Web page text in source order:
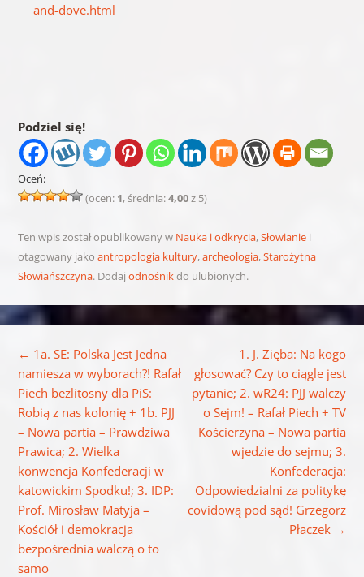
and-dove.html
Podziel się!
Oceń:
(ocen: 1, średnia:4,00z 5)
Ten wpis został opublikowany w Nauka i odkrycia,Słowianiei
otagowany jako antropologia kultury,archeologia,Starożytna
Słowiańszczyna. Dodaj odnośnikdo ulubionych.
← 1a. SE: Polska Jest Jedna
namiesza w wyborach?! Rafał
Piech bezlitosny dla PiS:
Robią z nas kolonię + 1b. PJJ
– Nowa partia – Prawdziwa
Prawica; 2. Wielka
konwencja Konfederacji w
katowickim Spodku!; 3. IDP:
Prof. Mirosław Matyja –
Kościół i demokracja
bezpośrednia walczą o to
samo
1. J. Zięba: Na kogo
głosować? Czy to ciągle jest
pytanie; 2. wR24: PJJ walczy
o Sejm! – Rafał Piech + TV
Kościerzyna – Nowa partia
wjedzie do sejmu; 3.
Konfederacja:
Odpowiedzialni za politykę
covidową pod sąd! Grzegorz
Płaczek →